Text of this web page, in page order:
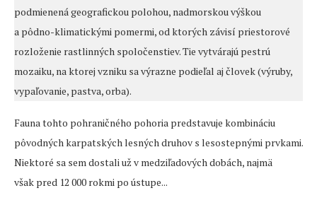
podmienená geografickou polohou, nadmorskou výškou
a pôdno-klimatickými pomermi, od ktorých závisí priestorové
rozloženie rastlinných spoločenstiev. Tie vytvárajú pestrú
mozaiku, na ktorej vzniku sa výrazne podieľal aj človek (výruby,
vypaľovanie, pastva, orba).
Fauna tohto pohraničného pohoria predstavuje kombináciu
pôvodných karpatských lesných druhov s lesostepnými prvkami.
Niektoré sa sem dostali už v medziľadových dobách, najmä
však pred 12 000 rokmi po ústupe...